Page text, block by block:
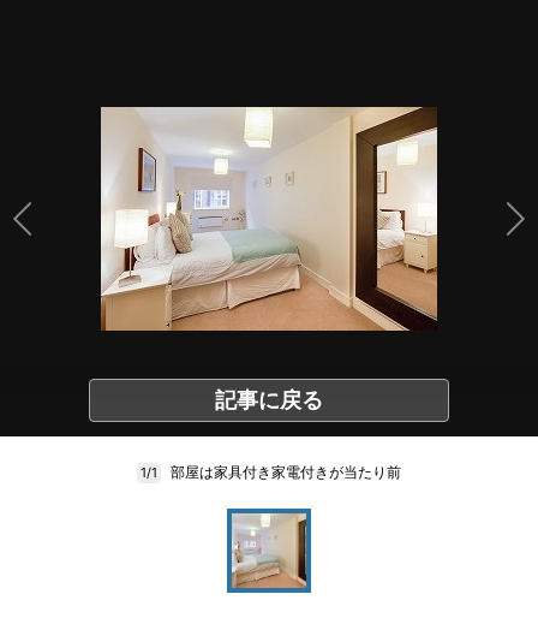
記事に戻る
1/1 部屋は家具付き家電付きが当たり前